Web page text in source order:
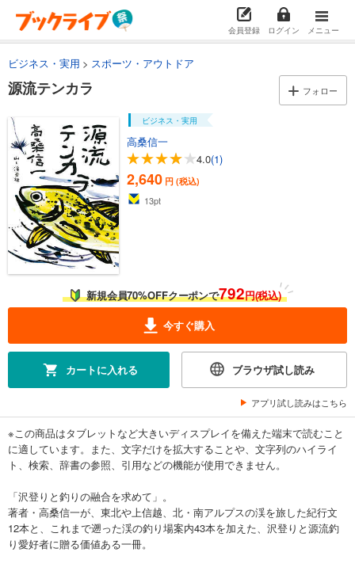
会員登録 ログイン メニュー
ビジネス・実用 スポーツ・アウトドア
源流テンカラ フォロー
ビジネス・実用
高桑信一
4.0(1)
2,640 円 (税込)
13pt
新規会員70%OFFクーポンで792円(税込)
今すぐ購入
カートに入れる ブラウザ試し読み
アプリ試し読みはこちら
※この商品はタブレットなど大きいディスプレイを備えた端末で読むこと
に適しています。また、文字だけを拡大することや、文字列のハイライ
ト、検索、辞書の参照、引用などの機能が使用できません。
「沢登りと釣りの融合を求めて」。
著者・高桑信一が、東北や上信越、北・南アルプスの渓を旅した紀行文
12本と、これまで遡った渓の釣り場案内43本を加えた、沢登りと源流釣
り愛好者に贈る価値ある一冊。